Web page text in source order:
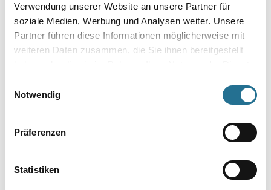
Verwendung unserer Website an unsere Partner für
soziale Medien, Werbung und Analysen weiter. Unsere
Partner führen diese Informationen möglicherweise mit
weiteren Daten zusammen, die Sie ihnen bereitgestellt
haben oder die sie im Rahmen Ihrer Nutzung der Dienste
Notwendig
Präferenzen
Statistiken
Gebinde
Umrechnungsfaktoren